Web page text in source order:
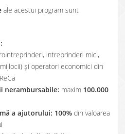
ale acestui program sunt
intreprinderi mici,
și operatori economici din
nerambursabile: maxim 100.000
a ajutorului: 100% din valoarea